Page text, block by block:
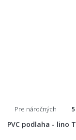
Pre náročných 5
PVC podlaha - lino